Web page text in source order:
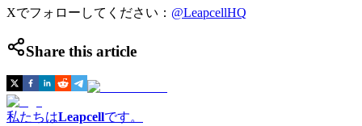
Xでフォローしてください： @LeapcellHQ
Share this article
私たちはLeapcellです。